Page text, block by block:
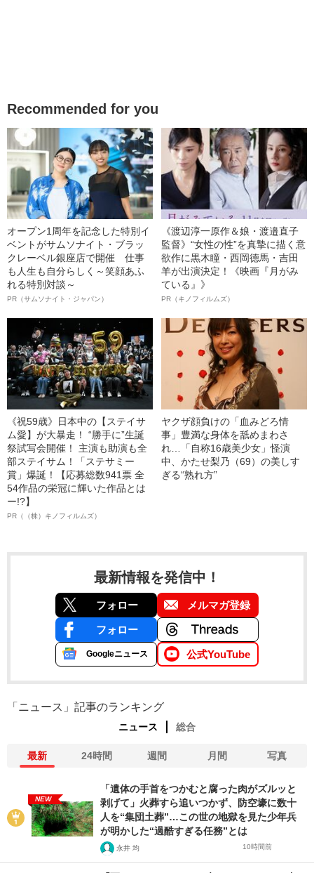
Recommended for you
オープン1周年を記念した特別イ
ベントがサムソナイト・ブラッ
クレーベル銀座店で開催 仕事
も人生も自分らしく～笑顔あふ
れる特別対談～
PR（サムソナイト・ジャパン）
《渡辺淳一原作＆娘・渡邉直子
監督》“女性の性”を真摯に描く意
欲作に黒木瞳・西岡德馬・吉田
羊が出演決定！《映画『月がみ
ている』》
PR（キノフィルムズ）
《祝59歳》日本中の【ステイサ
ム愛】が大暴走！ “勝手に”生誕
祭試写会開催！ 主演も助演も全
部ステイサム！「ステサミー
賞」爆誕！【応募総数941票 全
54作品の栄冠に輝いた作品とは
ー!?】
PR（（株）キノフィルムズ）
ヤクザ顔負けの「血みどろ情
事」豊満な身体を舐めまわさ
れ…「自称16歳美少女」怪演
中、かたせ梨乃（69）の美しす
ぎる“熟れ方”
最新情報を発信中！
フォロー メルマガ登録
フォロー
Googleニュース 公式YouTube
「ニュース」記事のランキング
ニュース 総合
最新 24時間 週間 月間 写真
NEW
「遺体の手首をつかむと腐った肉がズルッと
剥げて」火葬すら追いつかず、防空壕に数十
人を“集団土葬”…この世の地獄を見た少年兵
が明かした“過酷すぎる任務”とは
永井 均 10時間前